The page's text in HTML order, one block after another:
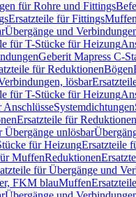
für Rohre und Fittings
Ersatzteile für FittingsMuffen
Übergänge und
für T-Stücke für Heizung
Geberit Mapress C-
für ReduktionenBögen
lösbar
für T-Stücke für Heizung
AnschlüsseSystemdichtungen
Ersatzteile für Reduktionen
Übergänge unlösbar
für HeizungErsatzteile
MuffenReduktionen
für Übergänge und
FKM blauMuffen